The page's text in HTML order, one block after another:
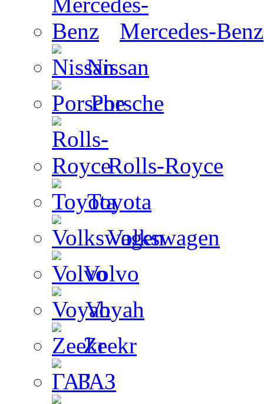
Mercedes-Benz
Nissan
Porsche
Rolls-Royce
Toyota
Volkswagen
Volvo
Voyah
Zeekr
ГАЗ